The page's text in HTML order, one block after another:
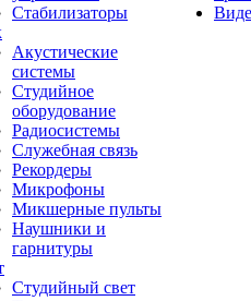
Стабилизаторы
Акустические
системы
Студийное
оборудование
Радиосистемы
Служебная связь
Рекордеры
Микрофоны
Микшерные пульты
Наушники и
гарнитуры
Студийный свет